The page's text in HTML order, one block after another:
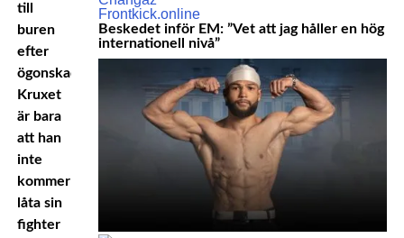
till
buren
efter
ögonskadan.
Kruxet
är bara
att han
inte
kommer
låta sin
fighter
Beskedet inför EM: ”Vet att jag håller en hög
internationell nivå”